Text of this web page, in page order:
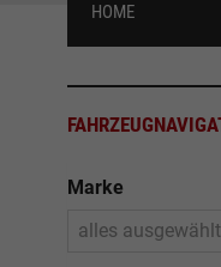
HOME
Marke
alles ausgewählt